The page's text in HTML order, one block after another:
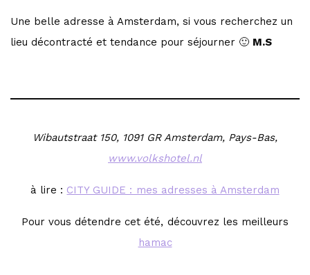
Une belle adresse à Amsterdam, si vous recherchez un
lieu décontracté et tendance pour séjourner 🙂 M.S
Wibautstraat 150, 1091 GR Amsterdam, Pays-Bas,
www.volkshotel.nl
à lire : CITY GUIDE : mes adresses à Amsterdam
Pour vous détendre cet été, découvrez les meilleurs
hamac